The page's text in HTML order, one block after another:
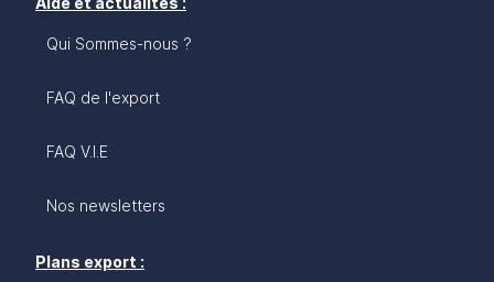
Qui Sommes-nous ?
FAQ de l'export
FAQ V.I.E
Nos newsletters
Plans export :